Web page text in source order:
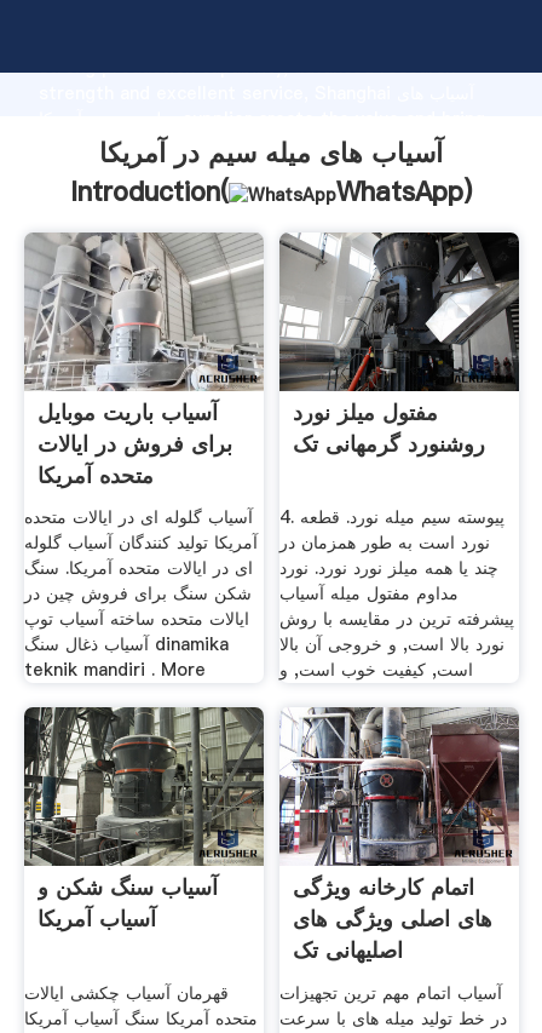
strong production capability, advanced research
values to all of customers.
آسیاب های میله سیم در آمریکا
Introduction(
WhatsApp)
آسیاب باریت موبایل
برای فروش در ایالات
متحده آمریکا
آسیاب گلوله ای در ایالات متحده
آمریکا تولید کنندگان آسیاب گلوله
ای در ایالات متحده آمریکا. سنگ
شکن سنگ برای فروش چین در
ایالات متحده ساخته آسیاب توپ
آسیاب ذغال سنگ dinamika
teknik mandiri . More
مفتول میلز نورد
روشنورد گرمهانی تک
4. پیوسته سیم میله نورد. قطعه
نورد است به طور همزمان در
چند یا همه میلز نورد نورد. نورد
مداوم مفتول میله آسیاب
پیشرفته ترین در مقایسه با روش
نورد بالا است, و خروجی آن بالا
است, کیفیت خوب است, و
آسیاب سنگ شکن و
آسیاب آمریکا
قهرمان آسیاب چکشی ایالات
متحده آمریکا سنگ آسیاب آمریکا
اتمام کارخانه ویژگی
های اصلی ویژگی های
اصلیهانی تک
آسیاب اتمام مهم ترین تجهیزات
در خط تولید میله های با سرعت